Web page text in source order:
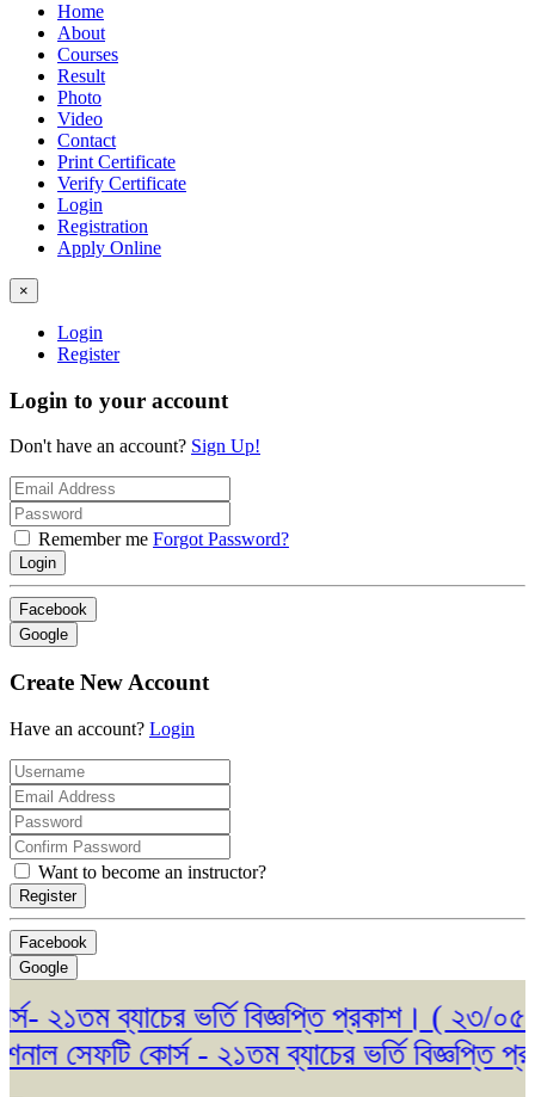
Home
About
Courses
Result
Photo
Video
Contact
Print Certificate
Verify Certificate
Login
Registration
Apply Online
×
Login
Register
Login to your account
Don't have an account? Sign Up!
Remember me Forgot Password?
Login
Facebook
Google
Create New Account
Have an account? Login
Want to become an instructor?
Register
Facebook
Google
ব্যাচের ভর্তি বিজ্ঞপ্তি প্রকাশ। ( ২৩/০৫/
সেফটি কোর্স - ২১তম ব্যাচের ভর্তি বিজ্ঞপ্তি